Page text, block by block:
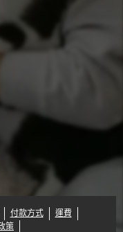
付款方式
運費
策